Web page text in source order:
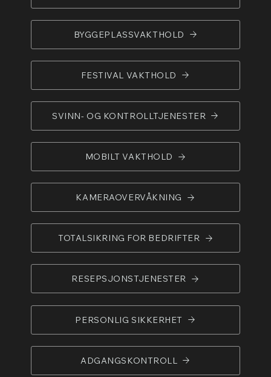
BYGGEPLASSVAKTHOLD
FESTIVAL VAKTHOLD
SVINN- OG KONTROLLTJENESTER
MOBILT VAKTHOLD
KAMERAOVERVÅKNING
TOTALSIKRING FOR BEDRIFTER
RESEPSJONSTJENESTER
PERSONLIG SIKKERHET
ADGANGSKONTROLL